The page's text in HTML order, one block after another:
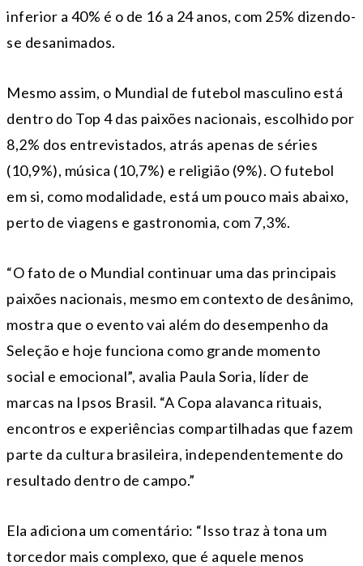
inferior a 40% é o de 16 a 24 anos, com 25% dizendo-
se desanimados.
Mesmo assim, o Mundial de futebol masculino está
dentro do Top 4 das paixões nacionais, escolhido por
8,2% dos entrevistados, atrás apenas de séries
(10,9%), música (10,7%) e religião (9%). O futebol
em si, como modalidade, está um pouco mais abaixo,
perto de viagens e gastronomia, com 7,3%.
“O fato de o Mundial continuar uma das principais
paixões nacionais, mesmo em contexto de desânimo,
mostra que o evento vai além do desempenho da
Seleção e hoje funciona como grande momento
social e emocional”, avalia Paula Soria, líder de
marcas na Ipsos Brasil. “A Copa alavanca rituais,
encontros e experiências compartilhadas que fazem
parte da cultura brasileira, independentemente do
resultado dentro de campo.”
Ela adiciona um comentário: “Isso traz à tona um
torcedor mais complexo, que é aquele menos